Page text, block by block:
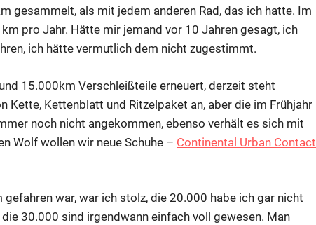
gesammelt, als mit jedem anderen Rad, das ich hatte. Im
pro Jahr. Hätte mir jemand vor 10 Jahren gesagt, ich
ich hätte vermutlich dem nicht zugestimmt.
15.000km Verschleißteile erneuert, derzeit steht
Kette, Kettenblatt und Ritzelpaket an, aber die im Frühjahr
noch nicht angekommen, ebenso verhält es sich mit
Wolf wollen wir neue Schuhe – Continental Urban Contact
war, war ich stolz, die 20.000 habe ich gar nicht
30.000 sind irgendwann einfach voll gewesen. Man